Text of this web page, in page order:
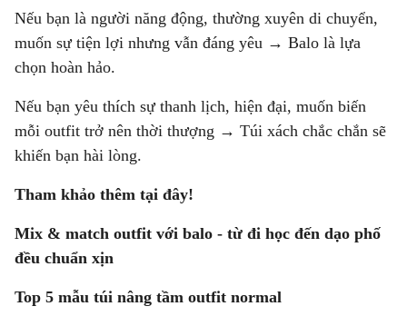
Nếu bạn là người năng động, thường xuyên di chuyển,
muốn sự tiện lợi nhưng vẫn đáng yêu → Balo là lựa
chọn hoàn hảo.
Nếu bạn yêu thích sự thanh lịch, hiện đại, muốn biến
mỗi outfit trở nên thời thượng → Túi xách chắc chắn sẽ
khiến bạn hài lòng.
Tham khảo thêm tại đây!
Mix & match outfit với balo - từ đi học đến dạo phố
đều chuẩn xịn
Top 5 mẫu túi nâng tầm outfit normal